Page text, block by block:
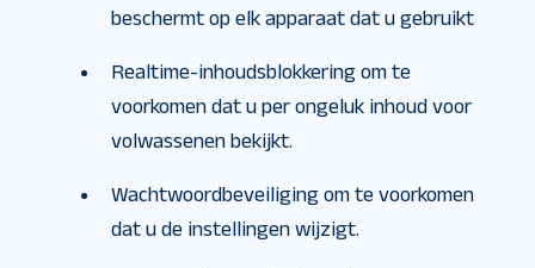
beschermt op elk apparaat dat u gebruikt
Realtime-inhoudsblokkering om te
voorkomen dat u per ongeluk inhoud voor
volwassenen bekijkt.
Wachtwoordbeveiliging om te voorkomen
dat u de instellingen wijzigt.